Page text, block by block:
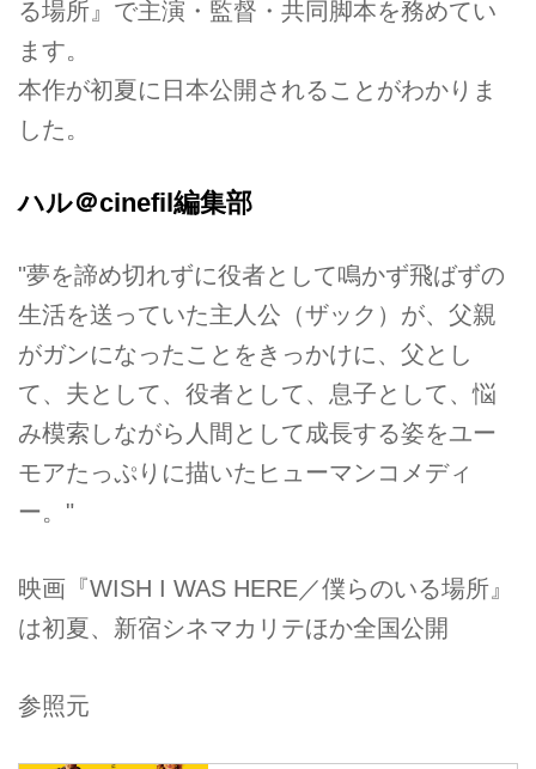
る場所』で主演・監督・共同脚本を務めてい
ます。
本作が初夏に日本公開されることがわかりま
した。
ハル＠cinefil編集部
"夢を諦め切れずに役者として鳴かず飛ばずの
生活を送っていた主人公（ザック）が、父親
がガンになったことをきっかけに、父とし
て、夫として、役者として、息子として、悩
み模索しながら人間として成長する姿をユー
モアたっぷりに描いたヒューマンコメディ
ー。"
映画『WISH I WAS HERE／僕らのいる場所』
は初夏、新宿シネマカリテほか全国公開
参照元